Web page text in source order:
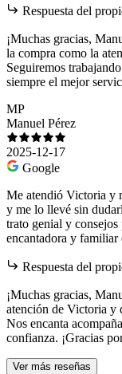
Respuesta del
¡Muchas gracias,
la compra como la
Seguiremos
siempre el mejor
MP
Manuel Pérez
2025-12-17
Google
Me atendió Victoria y
y me lo llevé sin
trato genial y consejos
encantadora y familiar
Respuesta del
¡Muchas gracias,
atención de Victoria y
Nos encanta
confianza. ¡Gracias
Ver más reseñas